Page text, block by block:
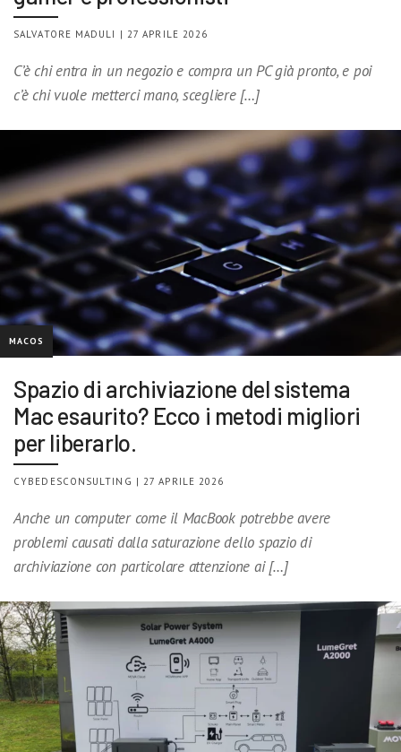
SALVATORE MADULI | 27 APRILE 2026
C’è chi entra in un negozio e compra un PC già pronto, e poi
c’è chi vuole metterci mano, scegliere […]
MACOS
Spazio di archiviazione del sistema
Mac esaurito? Ecco i metodi migliori
per liberarlo.
CYBEDESCONSULTING | 27 APRILE 2026
Anche un computer come il MacBook potrebbe avere
problemi causati dalla saturazione dello spazio di
archiviazione con particolare attenzione ai […]